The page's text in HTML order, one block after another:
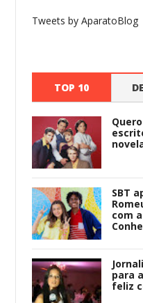
Tweets by AparatoBlog
TOP 10
SBT
com
para
feliz